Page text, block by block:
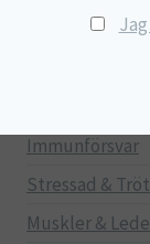
Immunförsvar
Stressad &
Muskler &